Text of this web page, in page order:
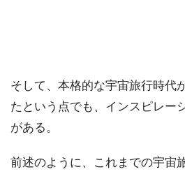
そして、本格的な宇宙旅行時代
たという点でも、インスピレー
がある。
前述のように、これまでの宇宙